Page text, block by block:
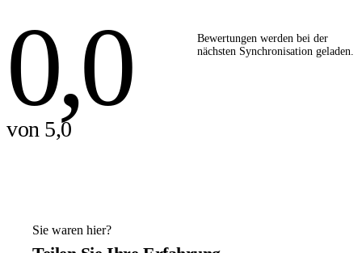
0,0
von 5,0
Bewertungen werden bei der
nächsten Synchronisation geladen.
Sie waren hier?